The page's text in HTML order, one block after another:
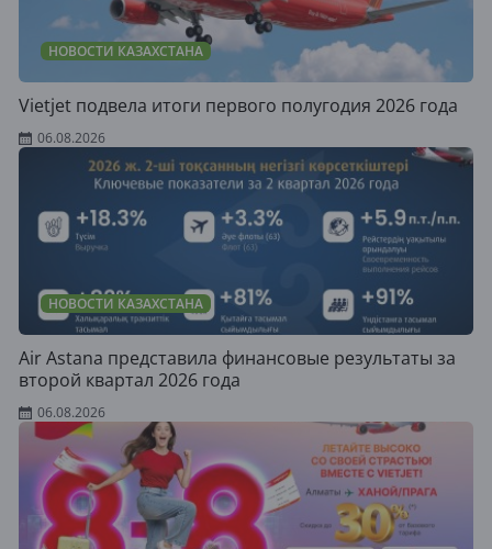
НОВОСТИ КАЗАХСТАНА
Vietjet подвела итоги первого полугодия 2026 года
06.08.2026
НОВОСТИ КАЗАХСТАНА
Air Astana представила финансовые результаты за
второй квартал 2026 года
06.08.2026